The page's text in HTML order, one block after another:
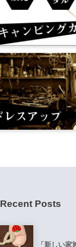
Recent Posts
「新しい家